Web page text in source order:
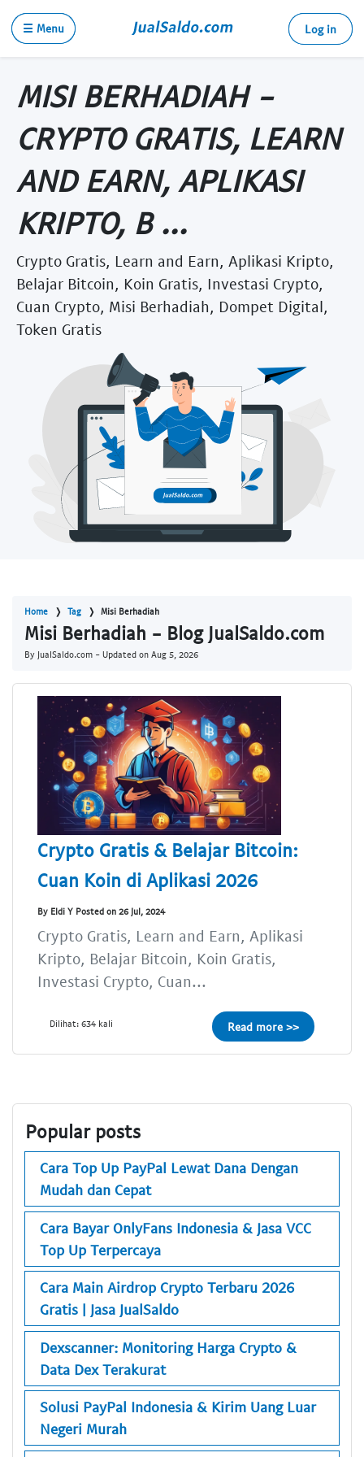
☰ Menu Log in
MISI BERHADIAH -
CRYPTO GRATIS, LEARN
AND EARN, APLIKASI
KRIPTO, B ...
Crypto Gratis, Learn and Earn, Aplikasi Kripto,
Belajar Bitcoin, Koin Gratis, Investasi Crypto,
Cuan Crypto, Misi Berhadiah, Dompet Digital,
Token Gratis
Home Tag Misi Berhadiah
Misi Berhadiah - Blog JualSaldo.com
By JualSaldo.com - Updated on Aug 5, 2026
Crypto Gratis & Belajar Bitcoin:
Cuan Koin di Aplikasi 2026
By Eldi Y Posted on 26 Jul, 2024
Crypto Gratis, Learn and Earn, Aplikasi
Kripto, Belajar Bitcoin, Koin Gratis,
Investasi Crypto, Cuan...
Dilihat: 634 kali Read more >>
Popular posts
Cara Top Up PayPal Lewat Dana Dengan
Mudah dan Cepat
Cara Bayar OnlyFans Indonesia & Jasa VCC
Top Up Terpercaya
Cara Main Airdrop Crypto Terbaru 2026
Gratis | Jasa JualSaldo
Dexscanner: Monitoring Harga Crypto &
Data Dex Terakurat
Solusi PayPal Indonesia & Kirim Uang Luar
Negeri Murah